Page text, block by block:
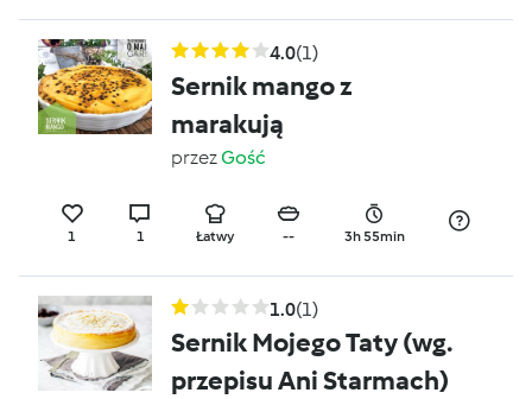
4.0(1)
Sernik mango z
marakują
przezGość
1 1 Łatwy -- 3h 55min
1.0(1)
Sernik Mojego Taty (wg.
przepisu Ani Starmach)